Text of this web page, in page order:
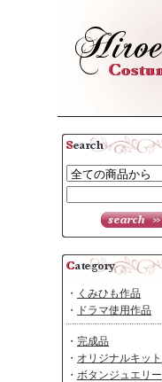
・ くみひも作品
・
ドラマ使用作品
・ 完成品
・ オリジナルキット
・ ボタンジュエリー